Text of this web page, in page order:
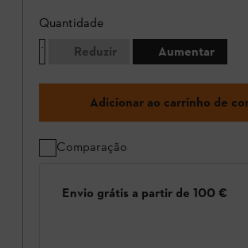
Quantidade
Reduzir
Aumentar
Adicionar ao carrinho de
Comparação
Envio grátis a partir de 100 €